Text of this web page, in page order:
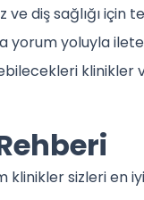
ve diş sağlığı
yorum yoluyla
klinikler
klinikler sizleri en